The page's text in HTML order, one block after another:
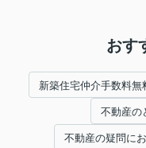
おす
新築住宅仲介手数料無
不動産の
不動産の疑問に